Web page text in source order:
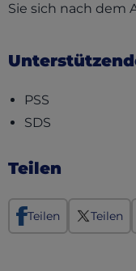
Sie sich nach dem
PSS
SDS
Teilen
Teilen Teilen